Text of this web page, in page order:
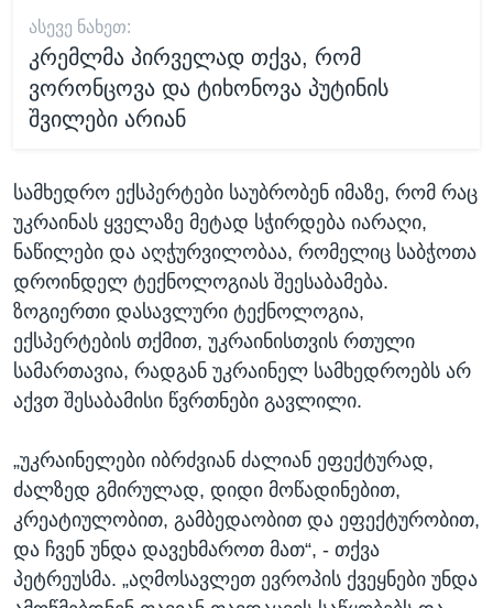
ᲐᲡᲔᲕᲔ ᲜᲐᲮᲔᲗ:
კრემლმა პირველად თქვა, რომ
ვორონცოვა და ტიხონოვა პუტინის
შვილები არიან
სამხედრო ექსპერტები საუბრობენ იმაზე, რომ რაც
უკრაინას ყველაზე მეტად სჭირდება იარაღი,
ნაწილები და აღჭურვილობაა, რომელიც საბჭოთა
დროინდელ ტექნოლოგიას შეესაბამება.
ზოგიერთი დასავლური ტექნოლოგია,
ექსპერტების თქმით, უკრაინისთვის რთული
სამართავია, რადგან უკრაინელ სამხედროებს არ
აქვთ შესაბამისი წვრთნები გავლილი.
„უკრაინელები იბრძვიან ძალიან ეფექტურად,
ძალზედ გმირულად, დიდი მოწადინებით,
კრეატიულობით, გამბედაობით და ეფექტურობით,
და ჩვენ უნდა დავეხმაროთ მათ“, - თქვა
პეტრეუსმა. „აღმოსავლეთ ევროპის ქვეყნები უნდა